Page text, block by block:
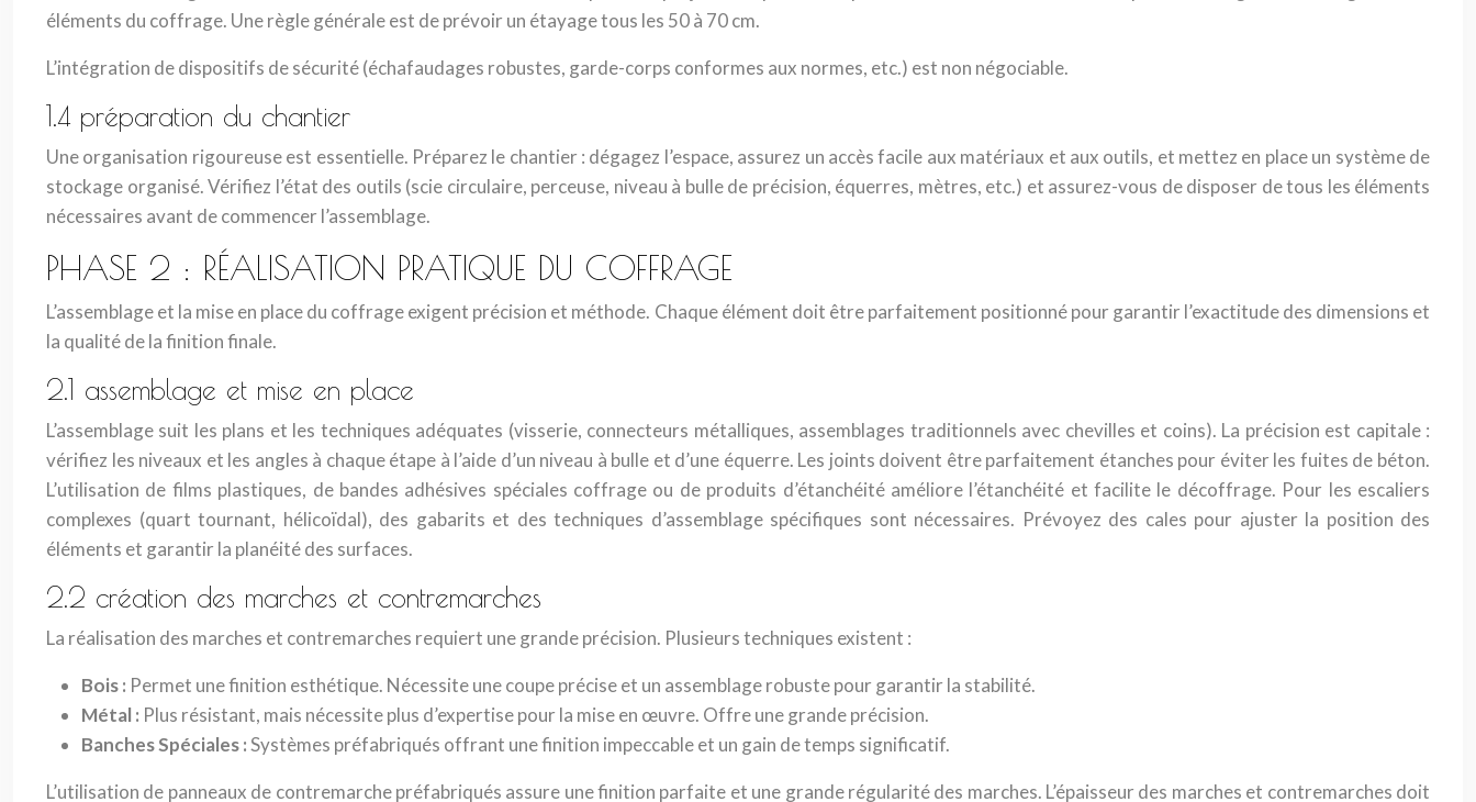
éléments du coffrage. Une règle générale est de prévoir un étayage tous les 50 à 70 cm.
L’intégration de dispositifs de sécurité (échafaudages robustes, garde-corps conformes aux normes, etc.) est non négociable.
1.4 préparation du chantier
Une organisation rigoureuse est essentielle. Préparez le chantier : dégagez l’espace, assurez un accès facile aux matériaux et aux outils, et mettez en place un système de
stockage organisé. Vérifiez l’état des outils (scie circulaire, perceuse, niveau à bulle de précision, équerres, mètres, etc.) et assurez-vous de disposer de tous les éléments
nécessaires avant de commencer l’assemblage.
PHASE 2 : RÉALISATION PRATIQUE DU COFFRAGE
L’assemblage et la mise en place du coffrage exigent précision et méthode. Chaque élément doit être parfaitement positionné pour garantir l’exactitude des dimensions et
la qualité de la finition finale.
2.1 assemblage et mise en place
L’assemblage suit les plans et les techniques adéquates (visserie, connecteurs métalliques, assemblages traditionnels avec chevilles et coins). La précision est capitale :
vérifiez les niveaux et les angles à chaque étape à l’aide d’un niveau à bulle et d’une équerre. Les joints doivent être parfaitement étanches pour éviter les fuites de béton.
L’utilisation de films plastiques, de bandes adhésives spéciales coffrage ou de produits d’étanchéité améliore l’étanchéité et facilite le décoffrage. Pour les escaliers
complexes (quart tournant, hélicoïdal), des gabarits et des techniques d’assemblage spécifiques sont nécessaires. Prévoyez des cales pour ajuster la position des
éléments et garantir la planéité des surfaces.
2.2 création des marches et contremarches
La réalisation des marches et contremarches requiert une grande précision. Plusieurs techniques existent :
Bois : Permet une finition esthétique. Nécessite une coupe précise et un assemblage robuste pour garantir la stabilité.
Métal : Plus résistant, mais nécessite plus d’expertise pour la mise en œuvre. Offre une grande précision.
Banches Spéciales :Systèmes préfabriqués offrant une finition impeccable et un gain de temps significatif.
L’utilisation de panneaux de contremarche préfabriqués assure une finition parfaite et une grande régularité des marches. L’épaisseur des marches et contremarches doit